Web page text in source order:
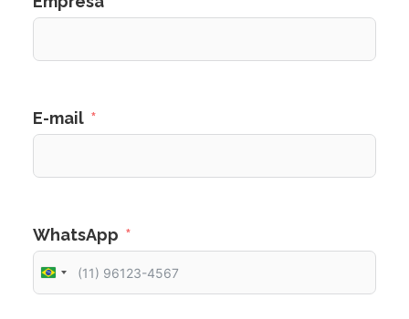
E-mail
WhatsApp
Brazil
+55